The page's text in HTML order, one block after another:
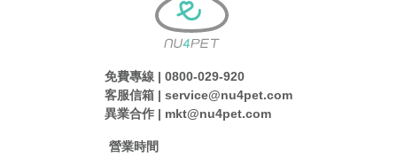
免費專線 | 0800-029-920
客服信箱 | service@nu4pet.com
異業合作 | mkt@nu4pet.com
營業時間